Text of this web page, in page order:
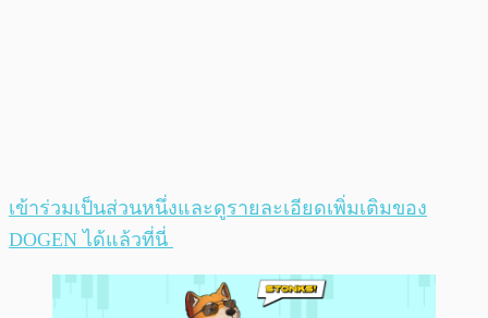
เข้าร่วมเป็นส่วนหนึ่งและดูรายละเอียดเพิ่มเติมของ
DOGEN ได้แล้วที่นี่